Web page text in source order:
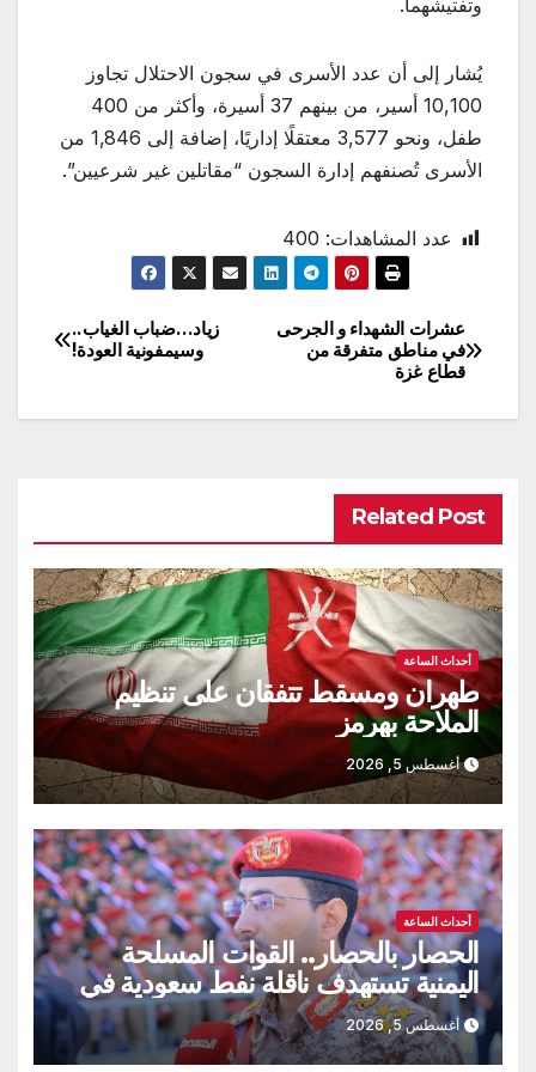
وتفتيشهما.
يُشار إلى أن عدد الأسرى في سجون الاحتلال تجاوز
10,100 أسير، من بينهم 37 أسيرة، وأكثر من 400
طفل، ونحو 3,577 معتقلًا إداريًا، إضافة إلى 1,846 من
الأسرى تُصنفهم إدارة السجون “مقاتلين غير شرعيين”.
عدد المشاهدات: 400
تصفّح
المقالات
زياد…ضباب الغياب..
وسيمفونية العودة!
عشرات الشهداء و الجرحى
في مناطق متفرقة من
قطاع غزة
Related Post
أحداث الساعة
طهران ومسقط تتفقان على تنظيم
الملاحة بهرمز
أغسطس 5, 2026
أحداث الساعة
الحصار بالحصار.. القوات المسلحة
اليمنية تستهدف ناقلة نفط سعودية في
خليج عدن
أغسطس 5, 2026